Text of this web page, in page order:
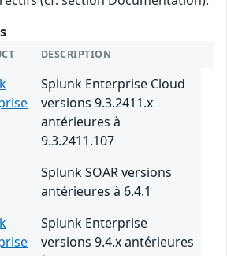
DESCRIPTION
Splunk Enterprise Cloud
versions 9.3.2411.x
antérieures à
9.3.2411.107
Splunk SOAR versions
antérieures à 6.4.1
Splunk Enterprise
versions 9.4.x antérieures